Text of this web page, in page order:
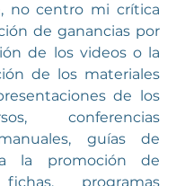
no centro mi crítica
de ganancias por
de los videos o la
de los materiales
de los
conferencias
guías de
la promoción de
fichas, programas